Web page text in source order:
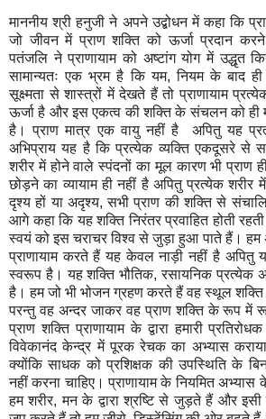
माननीय श्री हनुजी ने अपने उद्बोधन में कहा कि
जो जीवन में प्राण शक्ति को ऊर्जा प्रदान करने
पतंजलि ने प्राणायाम को अष्टांग योग में उद्धृत
सामान्यतः एक भ्रम है कि यम, नियम के बाद ही
सूक्ष्मता से शास्त्रों में देखते हैं तो प्राणायाम
ऊर्जा है और इस एकत्व की शक्ति के संचलन को ही
है। प्राण मात्र एक वायु नहीं है अपितु यह
अभिप्राय यह है कि प्रत्येक व्यक्ति एकदूसरे से
शरीर में होने वाले स्पंदनों का मूल कारण भी
छोड़ने का व्यायाम ही नहीं है अपितु प्रत्येक शरीर
दृश्य हों या अदृश्य, सभी प्राण की शक्ति से
आगे कहा कि यह शक्ति निरंतर प्रवाहित होती
स्वयं को इस चराचर विश्व से जुड़ा हुआ पाते हैं। हम
प्राणायाम करते हैं यह केवल नाड़ी नहीं है अपितु
स्वरूप है। यह शक्ति भौतिक, रसायनिक प्रत्येक
है। हम जो भी भोजन ग्रहण करते हैं वह स्थूल शक्ति
परन्तु वह अन्दर जाकर वह प्राण शक्ति के रूप में
प्राण शक्ति प्राणायाम के द्वारा हमारी
विवेकानंद केन्द्र में पूरक रेचक का अभ्यास
क्योंकि साधक को प्रशिक्षक की उपस्थिति के
नहीं करना चाहिए। प्राणायाम के नियमित अभ्यास
हम शरीर, मन के द्वारा श्रष्टि से जुड़ते हैं और